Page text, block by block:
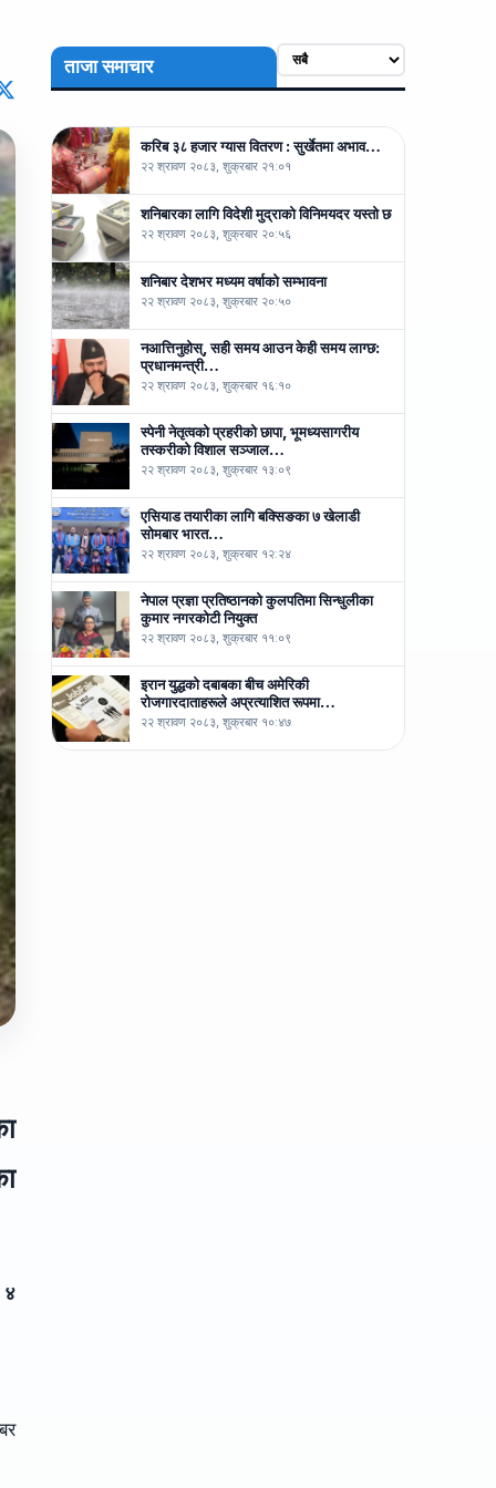
४
ताजा समाचार
करिब ३८ हजार ग्यास वितरण : सुर्खेतमा अभाव…
२२ श्रावण २०८३, शुक्रबार २१:०१
शनिबारका लागि विदेशी मुद्राको विनिमयदर यस्तो छ
२२ श्रावण २०८३, शुक्रबार २०:५६
शनिबार देशभर मध्यम वर्षाको सम्भावना
२२ श्रावण २०८३, शुक्रबार २०:५०
नआत्तिनुहोस्, सही समय आउन केही समय लाग्छ:
प्रधानमन्त्री…
२२ श्रावण २०८३, शुक्रबार १६:१०
स्पेनी नेतृत्वको प्रहरीको छापा, भूमध्यसागरीय
तस्करीको विशाल सञ्जाल…
२२ श्रावण २०८३, शुक्रबार १३:०९
एसियाड तयारीका लागि बक्सिङका ७ खेलाडी
सोमबार भारत…
२२ श्रावण २०८३, शुक्रबार १२:२४
नेपाल प्रज्ञा प्रतिष्ठानको कुलपतिमा सिन्धुलीका
कुमार नगरकोटी नियुक्त
२२ श्रावण २०८३, शुक्रबार ११:०९
इरान युद्धको दबाबका बीच अमेरिकी
रोजगारदाताहरूले अप्रत्याशित रूपमा…
२२ श्रावण २०८३, शुक्रबार १०:४७